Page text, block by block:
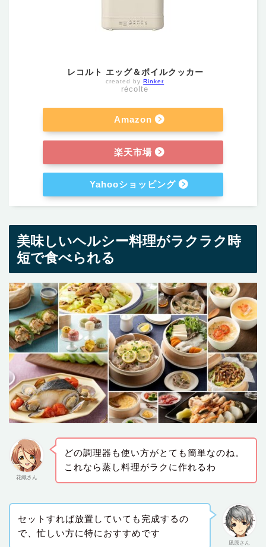
レコルト エッグ＆ボイルクッカー
created byRinker
récolte
Amazon
楽天市場
Yahooショッピング
美味しいヘルシー料理がラクラク時
短で食べられる
花織さん
どの調理器も使い方がとても簡単なのね。
これなら蒸し料理がラクに作れるわ
凪原さん
セットすれば放置していても完成するの
で、忙しい方に特におすすめです